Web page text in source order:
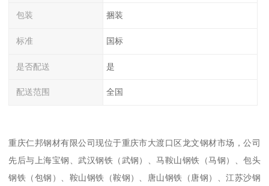
包装 捆装
标准 国标
是否配送 是
配送范围 全国
重庆仁邦钢材有限公司现位于重庆市大渡口区龙文钢材市场，公司
先后与上海宝钢、武汉钢铁（武钢）、马鞍山钢铁（马钢）、包头
钢铁（包钢）、鞍山钢铁（鞍钢）、唐山钢铁（唐钢）、江苏沙钢